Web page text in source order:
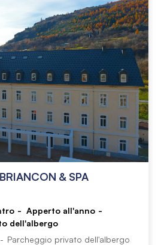
& SPA
Apperto all'anno
dell'albergo
Parcheggio privato dell'albergo